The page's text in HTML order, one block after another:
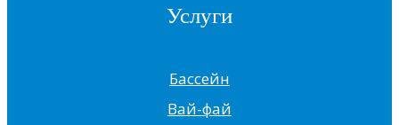
Услуги
Бассейн
Вай-фай